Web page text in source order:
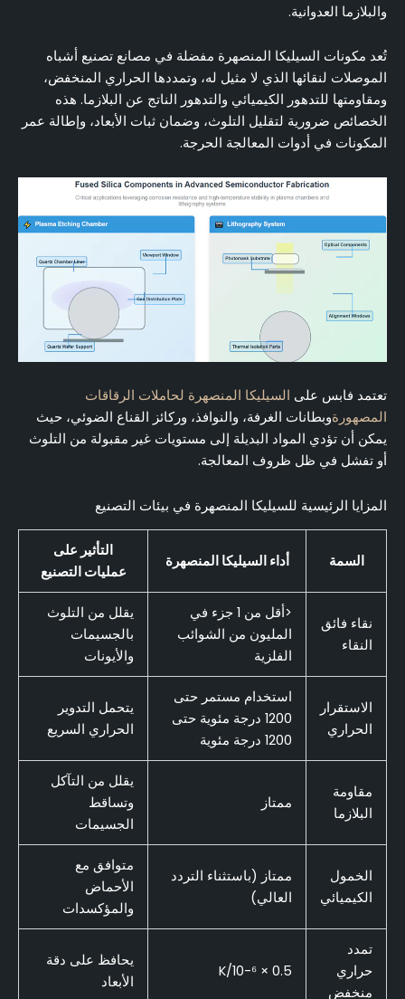
والبلازما العدوانية.
تُعد مكونات السيليكا المنصهرة مفضلة في مصانع تصنيع أشباه
الموصلات لنقائها الذي لا مثيل له، وتمددها الحراري المنخفض،
ومقاومتها للتدهور الكيميائي والتدهور الناتج عن البلازما. هذه
الخصائص ضرورية لتقليل التلوث، وضمان ثبات الأبعاد، وإطالة عمر
المكونات في أدوات المعالجة الحرجة.
تعتمد فابس على السيليكا المنصهرة لحاملات الرقاقات
المصهورةوبطانات الغرفة، والنوافذ، وركائز القناع الضوئي، حيث
يمكن أن تؤدي المواد البديلة إلى مستويات غير مقبولة من التلوث
أو تفشل في ظل ظروف المعالجة.
المزايا الرئيسية للسيليكا المنصهرة في بيئات التصنيع
السمة أداء السيليكا المنصهرة
التأثير على
عمليات التصنيع
نقاء فائق
النقاء
<أقل من 1 جزء في
المليون من الشوائب
الفلزية
يقلل من التلوث
بالجسيمات
والأيونات
الاستقرار
الحراري
استخدام مستمر حتى
1200 درجة مئوية حتى
1200 درجة مئوية
يتحمل التدوير
الحراري السريع
مقاومة
البلازما
ممتاز
يقلل من التآكل
وتساقط
الجسيمات
الخمول
الكيميائي
ممتاز (باستثناء التردد
العالي)
متوافق مع
الأحماض
والمؤكسدات
تمدد
حراري
منخفض
0.5 × 10-⁶/K
يحافظ على دقة
الأبعاد